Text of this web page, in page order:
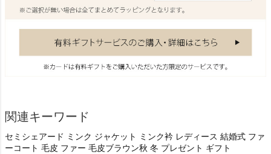
関連キーワード
セミシェアード ミンク ジャケット ミンク衿 レディース 結婚式 ファ
ーコート 毛皮 ファー 毛皮ブラウン秋 冬 プレゼント ギフト